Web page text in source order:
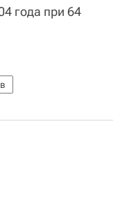
года при 64